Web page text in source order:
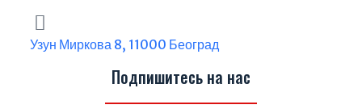
Узун Миркова 8, 11000 Београд
Подпишитесь на нас